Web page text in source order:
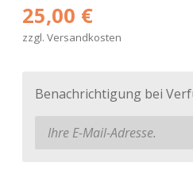
25,00 €
zzgl. Versandkosten
Benachrichtigung bei